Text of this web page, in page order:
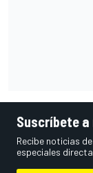
Suscríbete
Recibe noticias
especiales